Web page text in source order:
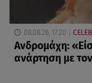
08.08.26, 17:20
Ανδρομάχη:
ανάρτηση με